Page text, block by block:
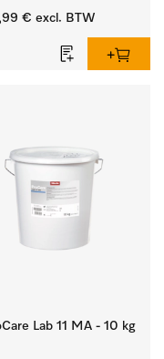
van
€ excl. BTW
Lab 11 MA - 10 kg